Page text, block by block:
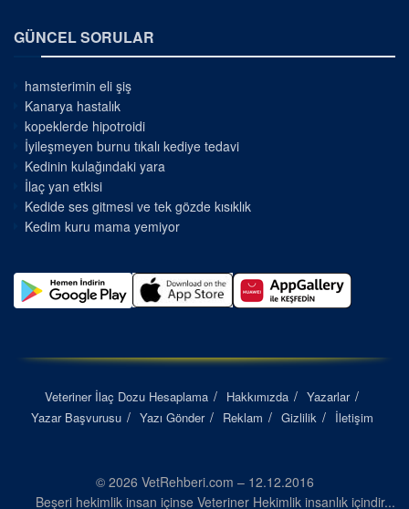
GÜNCEL SORULAR
hamsterimin eli şiş
Kanarya hastalık
kopeklerde hipotroidi
İyileşmeyen burnu tıkalı kediye tedavi
Kedinin kulağındaki yara
İlaç yan etkisi
Kedide ses gitmesi ve tek gözde kısıklık
Kedim kuru mama yemiyor
Veteriner İlaç Dozu Hesaplama Hakkımızda
Yazarlar
Yazar Başvurusu
Yazı Gönder Reklam Gizlilik İletişim
© 2026 VetRehberi.com – 12.12.2016
Beşeri hekimlik insan içinse Veteriner Hekimlik insanlık içindir...